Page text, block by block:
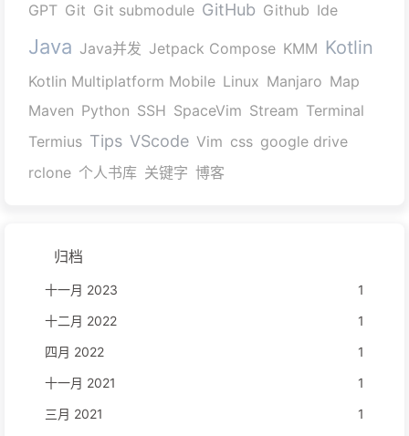
GPT Git Git submodule GitHub Github Ide
Java Java并发 Jetpack Compose KMM Kotlin
Kotlin Multiplatform Mobile Linux Manjaro Map
Maven Python SSH SpaceVim Stream Terminal
Termius Tips VScode Vim css google drive
rclone 个人书库 关键字 博客
归档
十一月 2023
1
十二月 2022
1
四月 2022
1
十一月 2021
1
三月 2021
1